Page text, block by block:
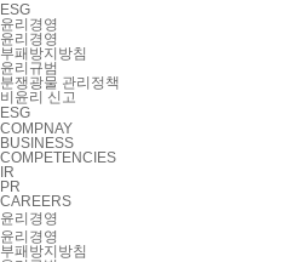
ESG
윤리경영
윤리경영
부패방지방침
윤리규범
분쟁광물 관리정책
비윤리 신고
ESG
COMPNAY
BUSINESS
COMPETENCIES
IR
PR
CAREERS
윤리경영
윤리경영
부패방지방침